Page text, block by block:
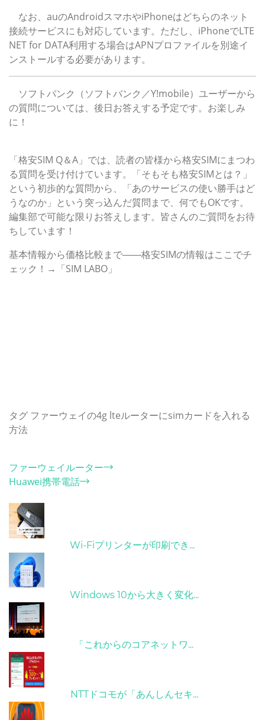
なお、auのAndroidスマホやiPhoneはどちらのネット
接続サービスにも対応しています。ただし、iPhoneでLTE
NET for DATA利用する場合はAPNプロファイルを別途イ
ンストールする必要があります。
ソフトバンク（ソフトバンク／Y!mobile）ユーザーから
の質問については、後日お答えする予定です。お楽しみ
に！
「格安SIM Q＆A」では、読者の皆様から格安SIMにまつわ
る質問を受け付けています。「そもそも格安SIMとは？」
という初歩的な質問から、「あのサービスの使い勝手はど
うなのか」という突っ込んだ質問まで、何でもOKです。
編集部で可能な限りお答えします。皆さんのご質問をお待
ちしています！
基本情報から価格比較まで――格安SIMの情報はここでチ
ェック！→「SIM LABO」
タグ ファーウェイの4g lteルーターにsimカードを入れる
方法
ファーウェイルーター
Huawei携帯電話
Wi-Fiプリンターが印刷でき...
Windows 10から大きく変化...
「これからのコアネットワ...
NTTドコモが「あんしんセキ...